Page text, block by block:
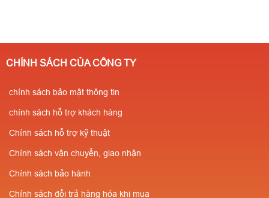
CHÍNH SÁCH CỦA CÔNG TY
chính sách bảo mật thông tin
chính sách hỗ trợ khách hàng
Chính sách hỗ trợ kỹ thuật
Chính sách vận chuyển, giao nhận
Chính sách bảo hành
Chính sách đổi trả hàng hóa khi mua